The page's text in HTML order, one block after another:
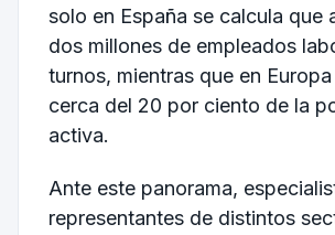
solo en España se calcula que
dos millones de empleados
turnos, mientras que en
cerca del 20 por ciento de la
activa.
Ante este panorama,
representantes de distintos